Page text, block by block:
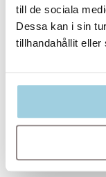
till de sociala
Dessa kan i sin
tillhandahållit